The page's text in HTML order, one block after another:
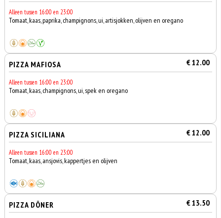
Alleen tussen 16:00 en 23:00
Tomaat, kaas, paprika, champignons, ui, artisjokken, olijven en oregano
PIZZA MAFIOSA € 12.00
Alleen tussen 16:00 en 23:00
Tomaat, kaas, champignons, ui, spek en oregano
PIZZA SICILIANA € 12.00
Alleen tussen 16:00 en 23:00
Tomaat, kaas, ansjovis, kappertjes en olijven
PIZZA DÖNER € 13.50